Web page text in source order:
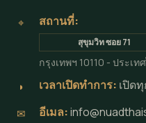
⌖ สถานที่:
สุขุมวิท ซอย 71
กรุงเทพฯ 10110 - ประเท
◗ เวลาเปิดทำการ: เปิด
✉ อีเมล: